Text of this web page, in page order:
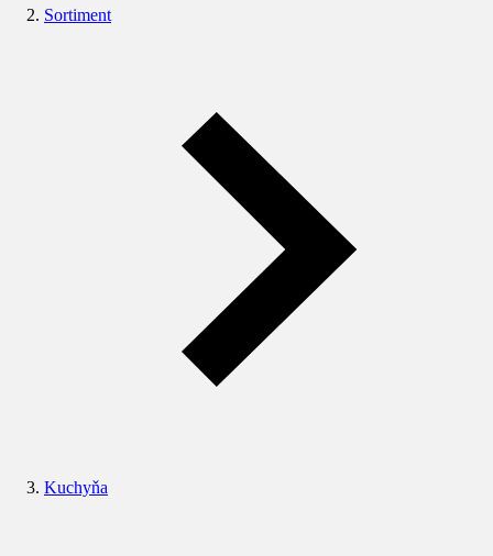
Sortiment
Kuchyňa